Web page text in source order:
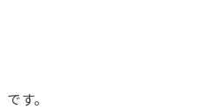
です。